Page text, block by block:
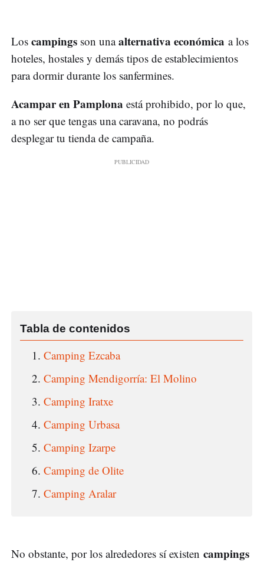
Los campings son unaalternativa económica a los
hoteles, hostales y demás tipos de establecimientos
para dormir durante los sanfermines.
Acampar en Pamplona está prohibido, por lo que,
a no ser que tengas una caravana, no podrás
desplegar tu tienda de campaña.
Camping Ezcaba
Camping Mendigorría: El Molino
Camping Iratxe
Camping Urbasa
Camping Izarpe
Camping de Olite
Camping Aralar
No obstante, por los alrededores sí existen campings